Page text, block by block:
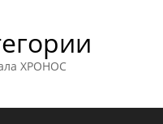
ХРОНОС